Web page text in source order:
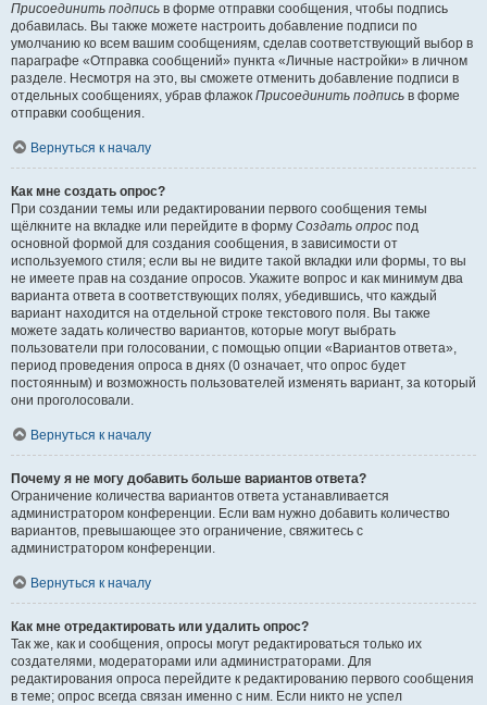
Присоединить подпись в форме отправки сообщения, чтобы подпись
добавилась. Вы также можете настроить добавление подписи по
умолчанию ко всем вашим сообщениям, сделав соответствующий выбор в
параграфе «Отправка сообщений» пункта «Личные настройки» в личном
разделе. Несмотря на это, вы сможете отменить добавление подписи в
отдельных сообщениях, убрав флажок Присоединить подпись в форме
отправки сообщения.
Вернуться к началу
Как мне создать опрос?
При создании темы или редактировании первого сообщения темы
щёлкните на вкладке или перейдите в форму Создать опрос под
основной формой для создания сообщения, в зависимости от
используемого стиля; если вы не видите такой вкладки или формы, то вы
не имеете прав на создание опросов. Укажите вопрос и как минимум два
варианта ответа в соответствующих полях, убедившись, что каждый
вариант находится на отдельной строке текстового поля. Вы также
можете задать количество вариантов, которые могут выбрать
пользователи при голосовании, с помощью опции «Вариантов ответа»,
период проведения опроса в днях (0 означает, что опрос будет
постоянным) и возможность пользователей изменять вариант, за который
они проголосовали.
Вернуться к началу
Почему я не могу добавить больше вариантов ответа?
Ограничение количества вариантов ответа устанавливается
администратором конференции. Если вам нужно добавить количество
вариантов, превышающее это ограничение, свяжитесь с
администратором конференции.
Вернуться к началу
Как мне отредактировать или удалить опрос?
Так же, как и сообщения, опросы могут редактироваться только их
создателями, модераторами или администраторами. Для
редактирования опроса перейдите к редактированию первого сообщения
в теме; опрос всегда связан именно с ним. Если никто не успел